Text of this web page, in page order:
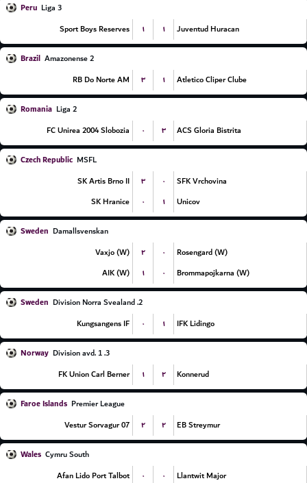
Peru Liga 3
Sport Boys Reserves
۱ ۱ Juventud Huracan
Brazil Amazonense 2
RB Do Norte AM
۳ ۱ Atletico Cliper Clube
Romania Liga 2
FC Unirea 2004 Slobozia
۰ ۳ ACS Gloria Bistrita
Czech Republic MSFL
SK Artis Brno II
۳ ۰
SFK Vrchovina
SK Hranice
۰ ۱ Unicov
Sweden Damallsvenskan
Vaxjo (W)
۲ ۰
Rosengard (W)
AIK (W)
۱ ۰ Brommapojkarna (W)
Sweden
2. Division Norra Svealand
Kungsangens IF
۰ ۱ IFK Lidingo
Norway
3. Division avd. 1
FK Union Carl Berner
۱ ۲ Konnerud
Faroe Islands Premier League
07 Vestur Sorvagur
۲ ۲ EB Streymur
Wales Cymru South
Afan Lido Port Talbot
۰ ۰
Llantwit Major